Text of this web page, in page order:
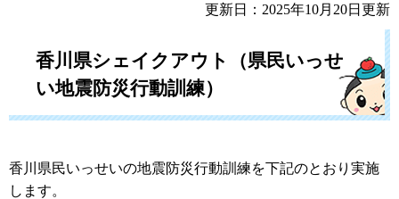
更新日：2025年10月20日更新
香川県シェイクアウト（県民いっせ
い地震防災行動訓練）
香川県民いっせいの地震防災行動訓練を下記のとおり実施
します。